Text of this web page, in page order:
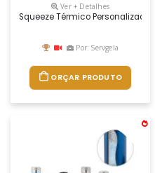
Ver + Detalhes
Squeeze Térmico Personalizado
Por: Servgela
ORÇAR PRODUTO